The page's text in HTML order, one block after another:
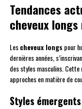
Tendances
cheveux
Lescheveux longs pour
dernières années,
des styles masculins. Cette
approches en matière de
Styles émergents